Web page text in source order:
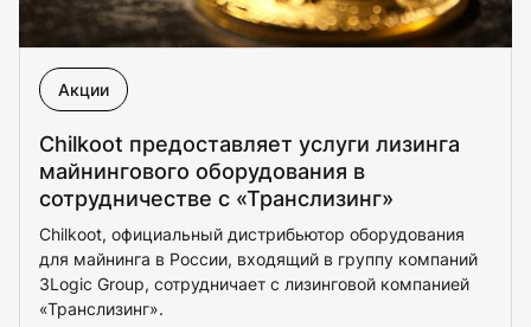
Акции
Chilkoot предоставляет услуги лизинга
майнингового оборудования в
сотрудничестве с «Транслизинг»
Chilkoot, официальный дистрибьютор оборудования
для майнинга в России, входящий в группу компаний
3Logic Group, сотрудничает с лизинговой компанией
«Транслизинг».